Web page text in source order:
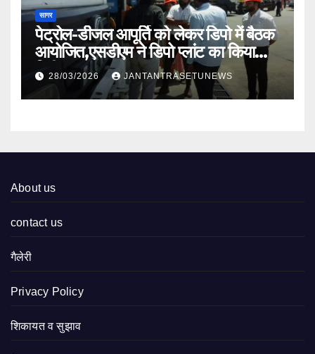
सागर
पेट्रोल-डीजल आपूर्ति को लेकर डिपो में बैठक
आयोजित,एसडीएम ने डिपो प्लांट का किया
निरीक्षण
28/03/2026 JANTANTRASETUNEWS
About us
contact us
गैलेरी
Privacy Policy
शिकायत व सुझाव